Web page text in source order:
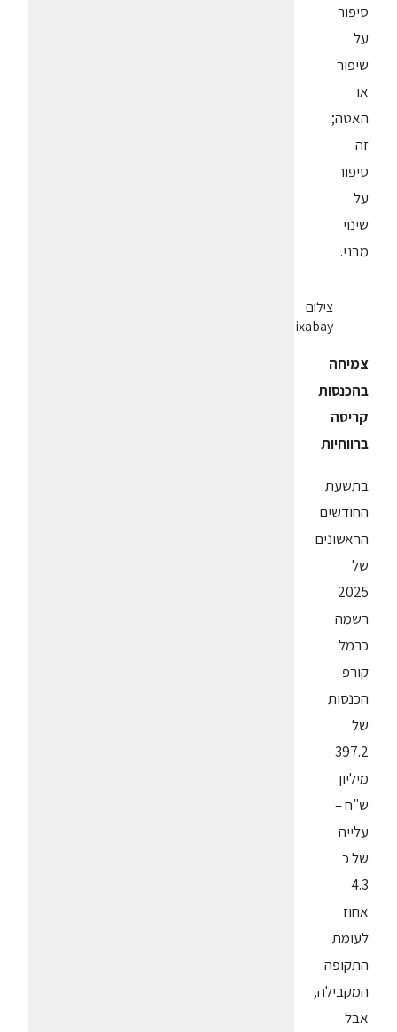
סיפור
על
שיפור
או
האטה;
זה
סיפור
על
שינוי
מבני.
צילום
pixabay
צמיחה
בהכנסות
קריסה
ברווחיות
בתשעת
החודשים
הראשונים
של
2025
רשמה
כרמל
קורפ
הכנסות
של
397.2
מיליון
ש"ח –
עלייה
של כ
4.3
אחוז
לעומת
התקופה
המקבילה,
אבל